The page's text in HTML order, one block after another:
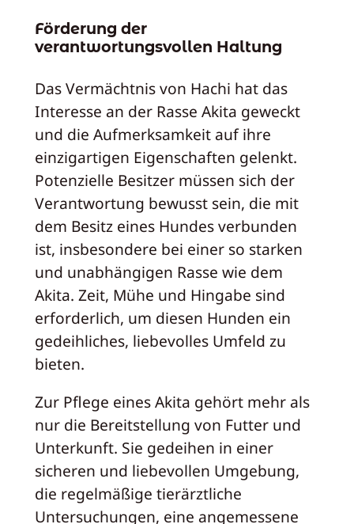
Förderung der
verantwortungsvollen Haltung
Das Vermächtnis von Hachi hat das
Interesse an der Rasse Akita geweckt
und die Aufmerksamkeit auf ihre
einzigartigen Eigenschaften gelenkt.
Potenzielle Besitzer müssen sich der
Verantwortung bewusst sein, die mit
dem Besitz eines Hundes verbunden
ist, insbesondere bei einer so starken
und unabhängigen Rasse wie dem
Akita. Zeit, Mühe und Hingabe sind
erforderlich, um diesen Hunden ein
gedeihliches, liebevolles Umfeld zu
bieten.
Zur Pflege eines Akita gehört mehr als
nur die Bereitstellung von Futter und
Unterkunft. Sie gedeihen in einer
sicheren und liebevollen Umgebung,
die regelmäßige tierärztliche
Untersuchungen, eine angemessene